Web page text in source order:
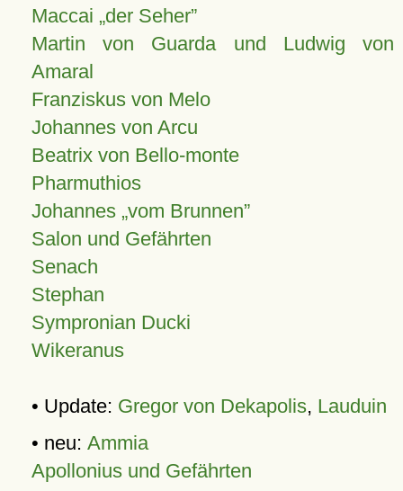
Maccai „der Seher”
Martin von Guarda und Ludwig von
Amaral
Franziskus von Melo
Johannes von Arcu
Beatrix von Bello-monte
Pharmuthios
Johannes vom Brunnen
Salon und Gefährten
Senach
Stephan
Sympronian Ducki
Wikeranus
• Update: Gregor von Dekapolis, Lauduin
• neu: Ammia
Apollonius und Gefährten